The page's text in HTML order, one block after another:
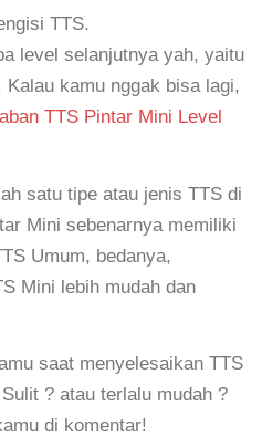
TTS.
level selanjutnya yah, yaitu
kamu nggak bisa lagi,
TTS Pintar Mini Level
satu tipe atau jenis TTS di
Mini sebenarnya memiliki
Umum, bedanya,
Mini lebih mudah dan
saat menyelesaikan TTS
? atau terlalu mudah ?
di komentar!